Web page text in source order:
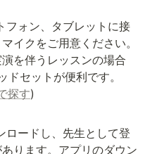
フォン、タブレットに接
イクをご用意ください。
を伴うレッスンの場合
セットが便利です。
探す)
ードし、先生として登
ります。アプリのダウン